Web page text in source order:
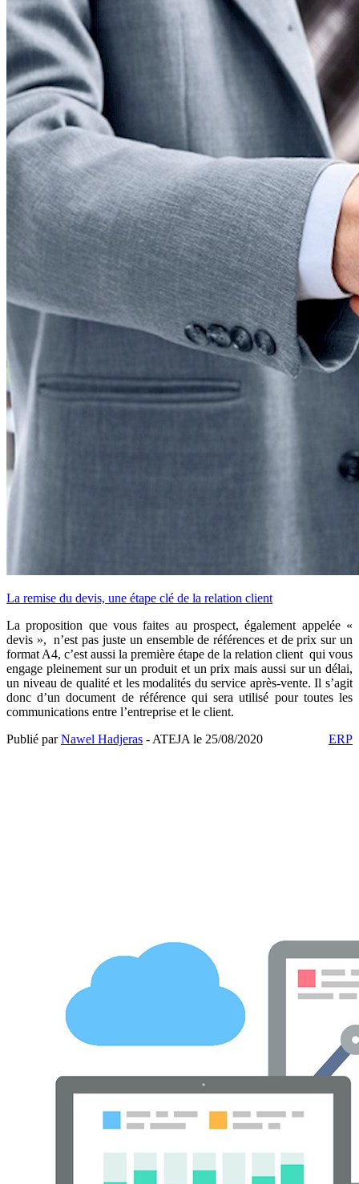
La remise du devis, une étape clé de la relation client
La proposition que vous faites au prospect, également appelée «
devis », n’est pas juste un ensemble de références et de prix sur un
format A4, c’est aussi la première étape de la relation client qui vous
engage pleinement sur un produit et un prix mais aussi sur un délai,
un niveau de qualité et les modalités du service après-vente. Il s’agit
donc d’un document de référence qui sera utilisé pour toutes les
communications entre l’entreprise et le client.
ERP
Publié parNawel Hadjeras - ATEJA le 25/08/2020